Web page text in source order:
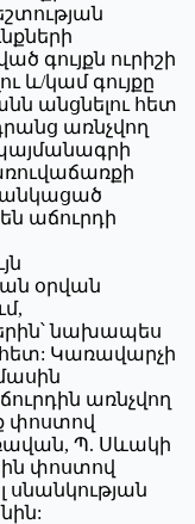
գույքն ուրիշի
և/կամ գույքը
անցնելու հետ
առնչվող
աճուրդի
օրվան
նախապես
Կառավարչի
առնչվող
փոստով
Պ. Սևակի
փոստով
սնանկության